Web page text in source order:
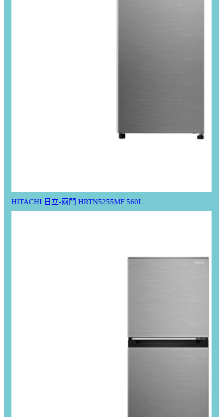
HITACHI 日立-兩門 HRTN5255MF 560L